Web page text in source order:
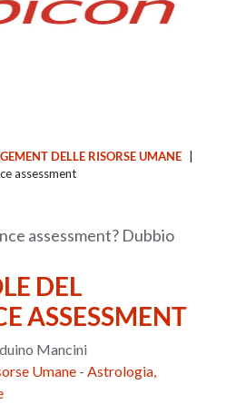
DELLE RISORSE UMANE
assessment
assessment? Dubbio
DEL
ASSESSMENT
Mancini
Umane -Astrologia,